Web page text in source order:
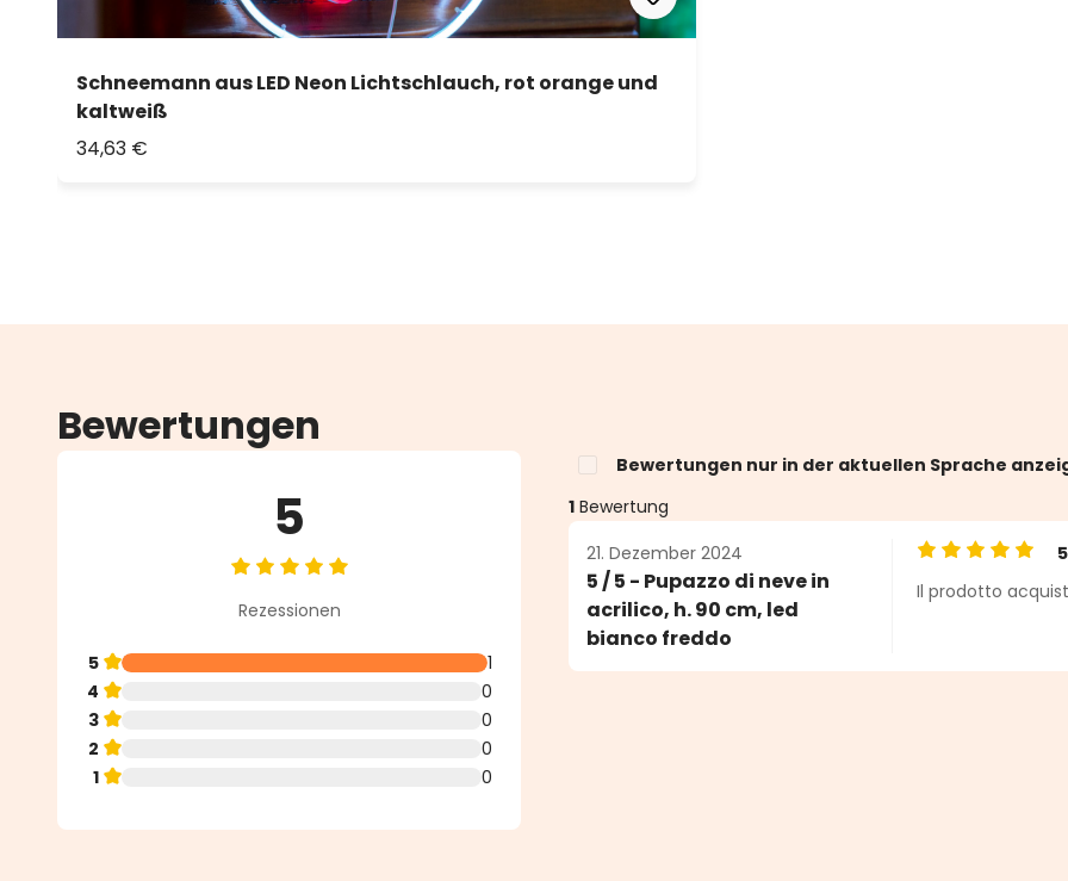
Schneemann aus LED Neon Lichtschlauch, rot orange und
kaltweiß
34,63 €
Bewertungen
5
Durchschnittliche Bewertung von 5 von 5 Sternen
Rezessionen
5
1
4
0
3
0
2
0
1
0
Bewertungen nur in der aktuellen Sprache
1 Bewertung
21. Dezember 2024
5 / 5 - Pupazzo di neve in
acrilico, h. 90 cm, led
bianco freddo
5
Il prodotto